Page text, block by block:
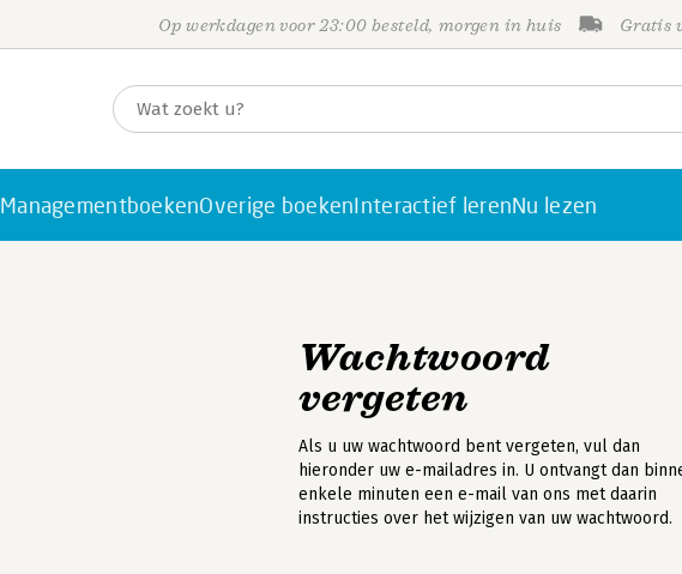
Op werkdagen voor 23:00 besteld, morgen in huis Gratis
ManagementboekenOverige boekenInteractief lerenNu lezen
Wachtwoord
vergeten
Als u uw wachtwoord bent vergeten, vul dan
hieronder uw e-mailadres in. U ontvangt dan
enkele minuten een e-mail van ons met daarin
instructies over het wijzigen van uw wachtwoord.